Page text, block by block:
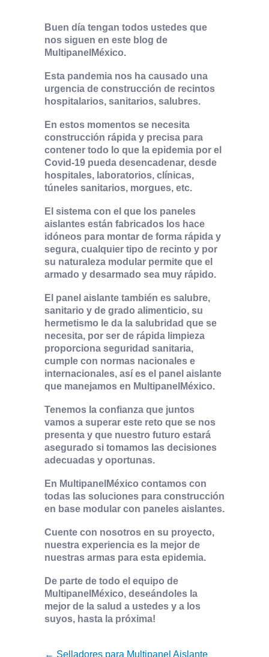
Buen día tengan todos ustedes que
nos siguen en este blog de
MultipanelMéxico.
Esta pandemia nos ha causado una
urgencia de construcción de recintos
hospitalarios, sanitarios, salubres.
En estos momentos se necesita
construcción rápida y precisa para
contener todo lo que la epidemia por el
Covid-19 pueda desencadenar, desde
hospitales, laboratorios, clínicas,
túneles sanitarios, morgues, etc.
El sistema con el que los paneles
aislantes están fabricados los hace
idóneos para montar de forma rápida y
segura, cualquier tipo de recinto y por
su naturaleza modular permite que el
armado y desarmado sea muy rápido.
El panel aislante también es salubre,
sanitario y de grado alimenticio, su
hermetismo le da la salubridad que se
necesita, por ser de rápida limpieza
proporciona seguridad sanitaria,
cumple con normas nacionales e
internacionales, así es el panel aislante
que manejamos en MultipanelMéxico.
Tenemos la confianza que juntos
vamos a superar este reto que se nos
presenta y que nuestro futuro estará
asegurado si tomamos las decisiones
adecuadas y oportunas.
En MultipanelMéxico contamos con
todas las soluciones para construcción
en base modular con paneles aislantes.
Cuente con nosotros en su proyecto,
nuestra experiencia es la mejor de
nuestras armas para esta epidemia.
De parte de todo el equipo de
MultipanelMéxico, deseándoles la
mejor de la salud a ustedes y a los
suyos, hasta la próxima!
← Selladores para Multipanel Aislante